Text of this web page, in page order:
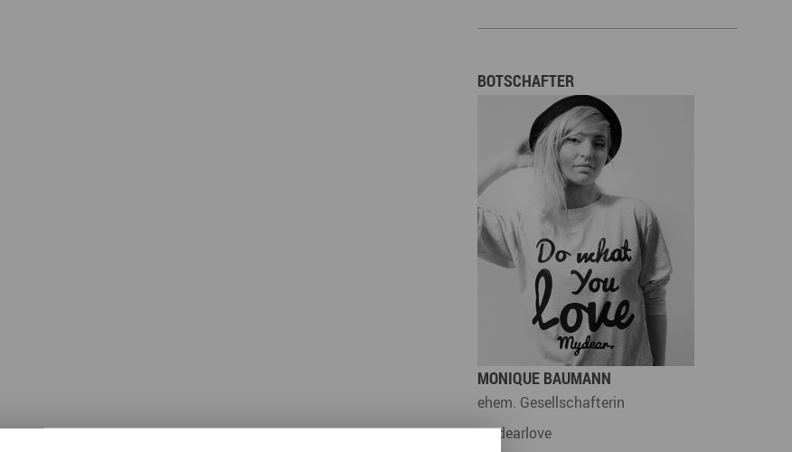
BOTSCHAFTER
MONIQUE BAUMANN
ehem. Gesellschafterin
mydearlove